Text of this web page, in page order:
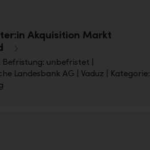
Akquisition Markt
unbefristet |
Landesbank AG | Vaduz | Kategorie: